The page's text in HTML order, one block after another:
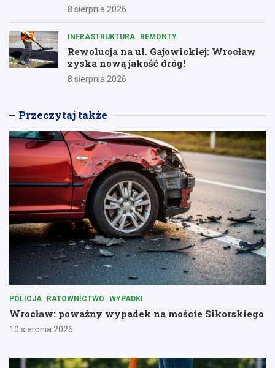
8 sierpnia 2026
INFRASTRUKTURA REMONTY
Rewolucja na ul. Gajowickiej: Wrocław
zyska nową jakość dróg!
8 sierpnia 2026
Przeczytaj także
POLICJA RATOWNICTWO WYPADKI
Wrocław: poważny wypadek na moście Sikorskiego
10 sierpnia 2026